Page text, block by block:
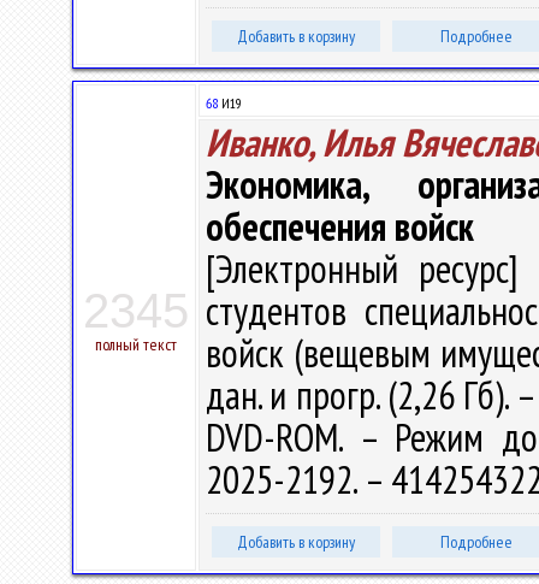
Добавить в корзину Подробнее
2345
полный текст
68 И19
Иванко, Илья
Экономика,
обеспечения войск
[Электронный
студентов
войск (вещевым
дан. и прогр. (2,26 Гб).
DVD-ROM. – Режим
2025-2192. –
Добавить в корзину Подробнее